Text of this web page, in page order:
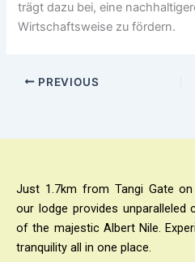
trägt dazu bei, eine
Wirtschaftsweise zu fördern.
PREVIOUS
Just 1.7km from Tangi Gate
our lodge provides
of the majestic Albert Nile.
tranquility all in one place.